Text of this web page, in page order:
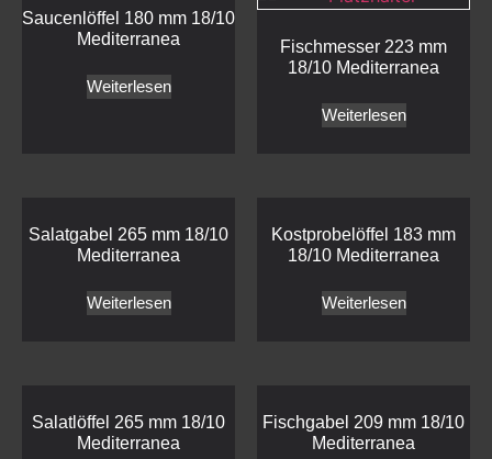
Saucenlöffel 180 mm 18/10
Mediterranea
Weiterlesen
Fischmesser 223 mm
18/10 Mediterranea
Weiterlesen
Salatgabel 265 mm 18/10
Mediterranea
Weiterlesen
Kostprobelöffel 183 mm
18/10 Mediterranea
Weiterlesen
Salatlöffel 265 mm 18/10
Mediterranea
Fischgabel 209 mm 18/10
Mediterranea